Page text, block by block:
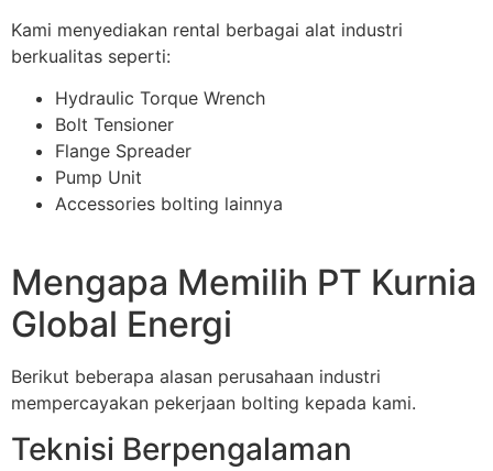
Kami menyediakan rental berbagai alat industri
berkualitas seperti:
Hydraulic Torque Wrench
Bolt Tensioner
Flange Spreader
Pump Unit
Accessories bolting lainnya
Mengapa Memilih PT Kurnia
Global Energi
Berikut beberapa alasan perusahaan industri
mempercayakan pekerjaan bolting kepada kami.
Teknisi Berpengalaman